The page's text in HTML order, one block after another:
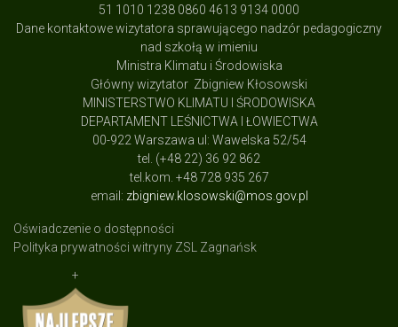
51 1010 1238 0860 4613 9134 0000
Dane kontaktowe wizytatora sprawującego nadzór pedagogiczny
nad szkołą w imieniu
Ministra Klimatu i Środowiska
Główny wizytator Zbigniew Kłosowski
MINISTERSTWO KLIMATU I ŚRODOWISKA
DEPARTAMENT LEŚNICTWA I ŁOWIECTWA
00-922 Warszawa ul: Wawelska 52/54
tel. (+48 22) 36 92 862
tel.kom. +48 728 935 267
email: zbigniew.klosowski@mos.gov.pl
Oświadczenie o dostępności
Polityka prywatności witryny ZSL Zagnańsk
+